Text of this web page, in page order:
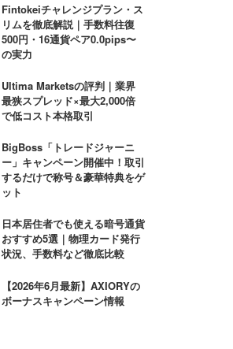
Fintokeiチャレンジプラン・ス
リムを徹底解説｜手数料往復
500円・16通貨ペア0.0pips〜
の実力
Ultima Marketsの評判｜業界
最狭スプレッド×最大2,000倍
で低コスト本格取引
BigBoss「トレードジャーニ
ー」キャンペーン開催中！取引
するだけで称号＆豪華特典をゲ
ット
日本居住者でも使える暗号通貨
おすすめ5選｜物理カード発行
状況、手数料など徹底比較
【2026年6月最新】AXIORYの
ボーナスキャンペーン情報